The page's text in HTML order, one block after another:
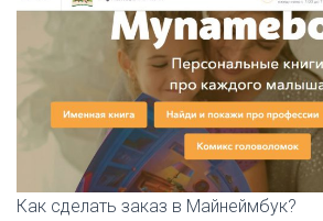
Как сделать заказ в Майнеймбук?